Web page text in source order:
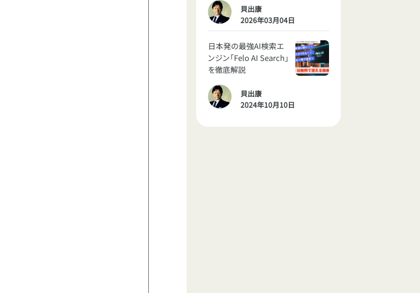
貝出康
2026年03月04日
日本発の最強AI検索エ
ンジン「Felo AI Search」
を徹底解説
貝出康
2024年10月10日